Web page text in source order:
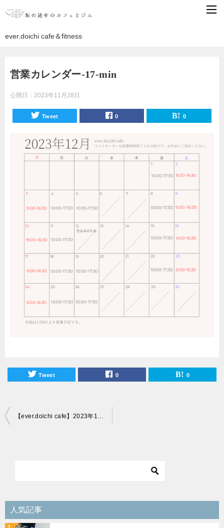
ever.doichi cafe＆fitness
営業カレンダー-17-min
公開日： 2023年11月28日
Tweet 0 0
Tweet 0 0
投
シ
ョ
人気記事